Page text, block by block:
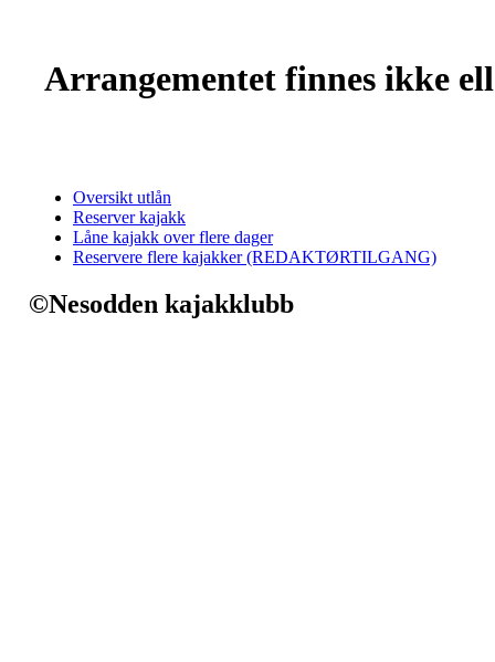
Arrangementet finnes ikke
Oversikt utlån
Reserver kajakk
Låne kajakk over flere dager
Reservere flere kajakker (REDAKTØRTILGANG)
©Nesodden kajakklubb